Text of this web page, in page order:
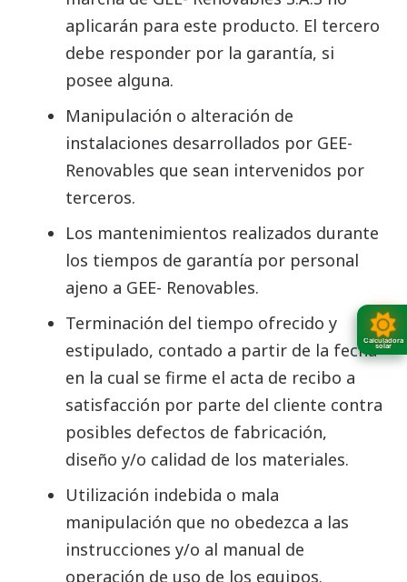
Calculadora
solar
aplicarán para este producto. El tercero
debe responder por la garantía, si
posee alguna.
Manipulación o alteración de
instalaciones desarrollados por GEE-
Renovables que sean intervenidos por
terceros.
Los mantenimientos realizados durante
los tiempos de garantía por personal
ajeno a GEE- Renovables.
Terminación del tiempo ofrecido y
estipulado, contado a partir de la fecha
en la cual se firme el acta de recibo a
satisfacción por parte del cliente contra
posibles defectos de fabricación,
diseño y/o calidad de los materiales.
Utilización indebida o mala
manipulación que no obedezca a las
instrucciones y/o al manual de
operación de uso de los equipos.